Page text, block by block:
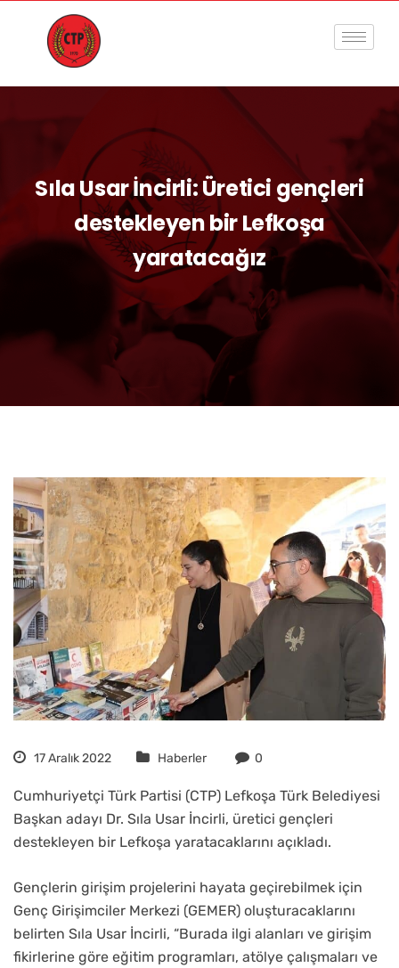
Sıla Usar İncirli: Üretici gençleri
destekleyen bir Lefkoşa
yaratacağız
17 Aralık 2022 Haberler 0
Cumhuriyetçi Türk Partisi (CTP) Lefkoşa Türk Belediyesi
Başkan adayı Dr. Sıla Usar İncirli, üretici gençleri
destekleyen bir Lefkoşa yaratacaklarını açıkladı.
Gençlerin girişim projelerini hayata geçirebilmek için
Genç Girişimciler Merkezi (GEMER) oluşturacaklarını
belirten Sıla Usar İncirli, “Burada ilgi alanları ve girişim
fikirlerine göre eğitim programları, atölye çalışmaları ve